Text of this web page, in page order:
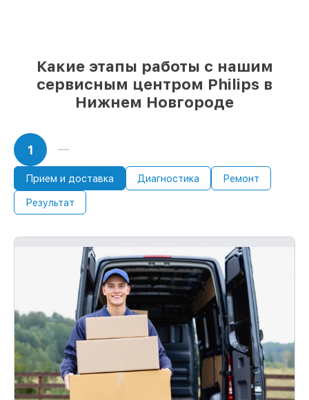
Какие этапы работы с нашим
сервисным центром Philips в
Нижнем Новгороде
1
Прием и доставка Диагностика Ремонт
Результат